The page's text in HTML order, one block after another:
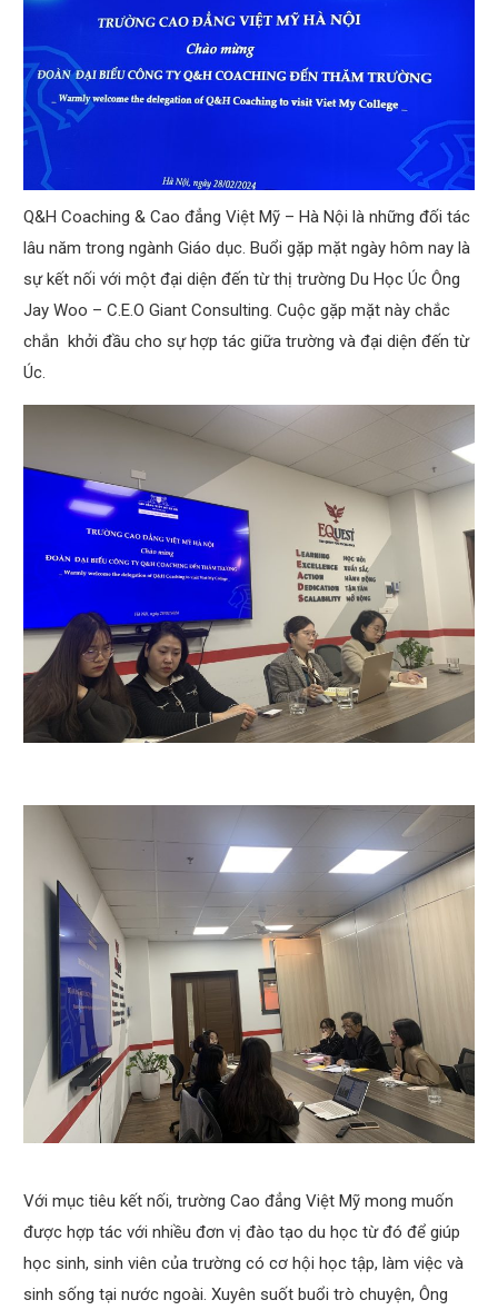
o
k
Q&H Coaching & Cao đẳng Việt Mỹ – Hà Nội là những đối tác
lâu năm trong ngành Giáo dục. Buổi gặp mặt ngày hôm nay là
sự kết nối với một đại diện đến từ thị trường Du Học Úc Ông
Jay Woo – C.E.O Giant Consulting. Cuộc gặp mặt này chắc
chắn khởi đầu cho sự hợp tác giữa trường và đại diện đến từ
Úc.
Với mục tiêu kết nối, trường Cao đẳng Việt Mỹ mong muốn
được hợp tác với nhiều đơn vị đào tạo du học từ đó để giúp
học sinh, sinh viên của trường có cơ hội học tập, làm việc và
sinh sống tại nước ngoài. Xuyên suốt buổi trò chuyện, Ông